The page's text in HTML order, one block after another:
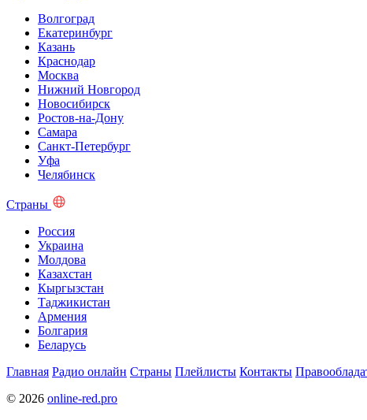
Волгоград
Екатеринбург
Казань
Краснодар
Москва
Нижний Новгород
Новосибирск
Ростов-на-Дону
Самара
Санкт-Петербург
Уфа
Челябинск
Страны
Россия
Украина
Молдова
Казахстан
Кыргызстан
Таджикистан
Армения
Болгария
Беларусь
Главная Радио онлайн Страны Плейлисты Контакты
© 2026 online-red.pro